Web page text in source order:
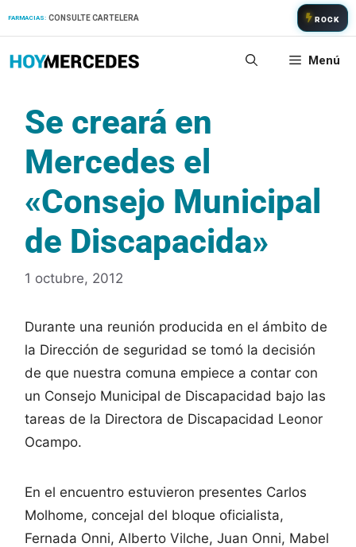
FARMACIAS: CONSULTE CARTELERA ROCK
Menú
Se creará en
Mercedes el
«Consejo Municipal
de Discapacida»
1 octubre, 2012
Durante una reunión producida en el ámbito de
la Dirección de seguridad se tomó la decisión
de que nuestra comuna empiece a contar con
un Consejo Municipal de Discapacidad bajo las
tareas de la Directora de Discapacidad Leonor
Ocampo.
En el encuentro estuvieron presentes Carlos
Molhome, concejal del bloque oficialista,
Fernada Onni, Alberto Vilche, Juan Onni, Mabel